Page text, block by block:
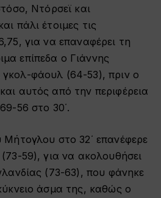
Ντόρσεϊ και
πάλι έτοιμες τις
για να επαναφέρει τη
επίπεδα ο Γιάννης
φάουλ (64-53), πριν ο
αυτός από την περιφέρεια
56 στο 30΄.
Μήτογλου στο 32΄ επανέφερε
59), για να ακολουθήσει
(73-63), που φάνηκε
άσμα της, καθώς ο